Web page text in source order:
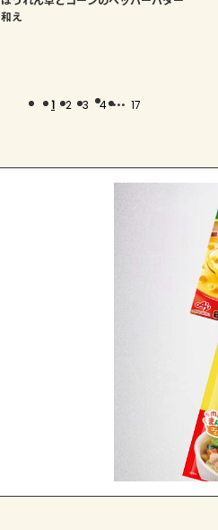
和え
1 2 3 4 ... 17